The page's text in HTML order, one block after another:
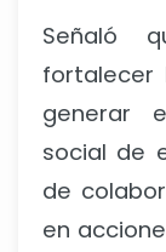
Señaló
fortalecer
generar
social de
de
en